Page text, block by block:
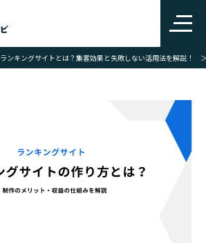
ランキングサイトとは？集客効果と失敗しない活用法を解説！